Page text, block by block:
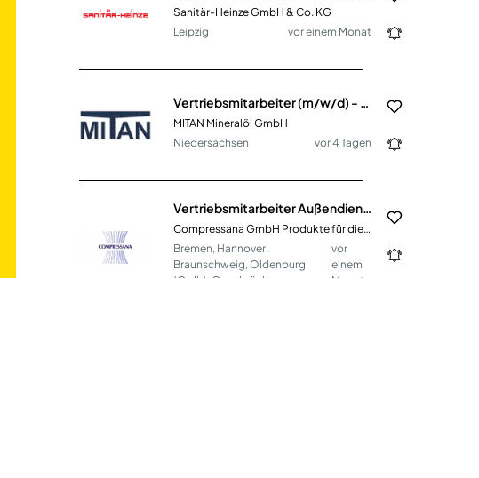
Sanitär-Heinze GmbH & Co. KG
Leipzig
vor einem Monat
MITAN Mineralöl GmbH
Niedersachsen
vor 4 Tagen
Vertriebsmitarbeiter Außendienst (m/w/d) - Apotheken / Gesundheitswesen
Compressana GmbH Produkte für die Kompressionstherapie
Bremen, Hannover,
Braunschweig, Oldenburg
(Oldb), Osnabrück
vor
einem
Monat